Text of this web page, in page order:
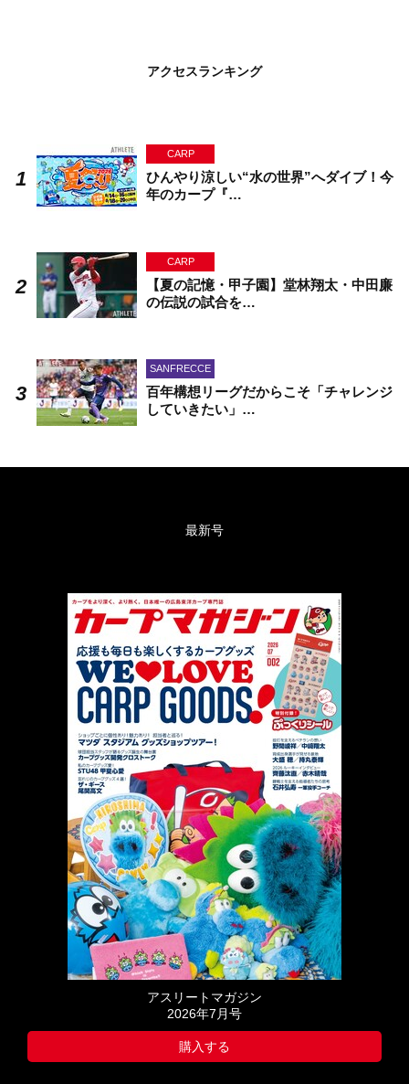
アクセスランキング
CARP
ひんやり涼しい“水の世界”へダイブ！今
年のカープ『…
CARP
【夏の記憶・甲子園】堂林翔太・中田廉
の伝説の試合を…
SANFRECCE
百年構想リーグだからこそ「チャレンジ
していきたい」…
最新号
アスリートマガジン
2026年7月号
購入する